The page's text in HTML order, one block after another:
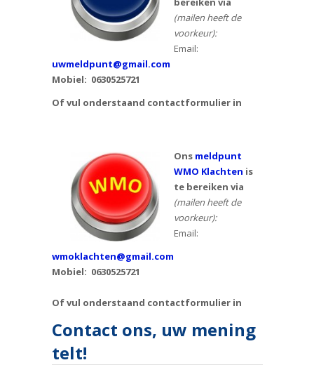
(mailen heeft de
voorkeur):
Email:
uwmeldpunt@gmail.com
Mobiel: 0630525721
Of vul onderstaand contactformulier in
Ons meldpunt
WMO Klachten is
te bereiken via
(mailen heeft de
voorkeur):
Email:
wmoklachten@gmail.com
Mobiel: 0630525721
Of vul onderstaand contactformulier in
Contact ons, uw mening
telt!